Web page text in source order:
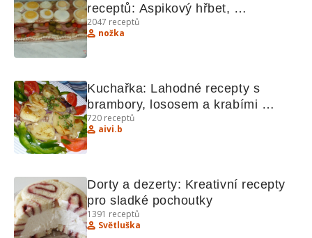
receptů: Aspikový hřbet,
Vodouchův nářez, Domácí buchty,
Ořechové tyčinky, Koblihy z
2047 receptů
nožka
Kuchařka: Lahodné recepty s
brambory, lososem a krabími
tyčinkami
720 receptů
aivi.b
Dorty a dezerty: Kreativní recepty
pro sladké pochoutky
1391 receptů
Světluška